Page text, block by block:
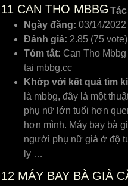
11 CAN THO MBBG
Ngày đăng: 03/14/2022
Đánh giá: 2.85 (75 vote)
Tóm tắt: Can Tho
tại mbbg.cc
Khớp với kết quả tìm
là mbbg, đây là một
phụ nữ lớn tuổi hơn
hơn mình. Máy bay bà
người phụ nữ già ở độ
ly …
12 MÁY BAY BÀ GIÀ